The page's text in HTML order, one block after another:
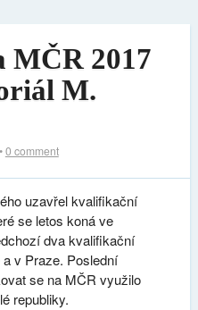
2017
M.
•0 comment
uzavřel kvalifikační
se letos koná ve
dva kvalifikační
v Praze. Poslední
se na MČR využilo
republiky.